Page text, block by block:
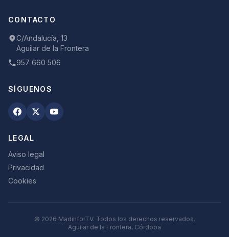
CONTACTO
C/Andalucía, 13
Aguilar de la Frontera
957 660 506
SÍGUENOS
LEGAL
Aviso legal
Privacidad
Cookies
© 2026 MadinforTV. Todos los derechos reservados.
Aguilar de la Frontera, Córdoba